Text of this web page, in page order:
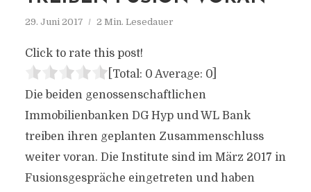
29. Juni 2017 2 Min. Lesedauer
Click to rate this post!
[Total: 0 Average: 0]
Die beiden genossenschaftlichen
Immobilienbanken DG Hyp und WL Bank
treiben ihren geplanten Zusammenschluss
weiter voran. Die Institute sind im März 2017 in
Fusionsgespräche eingetreten und haben